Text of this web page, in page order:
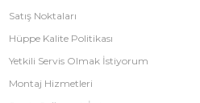
Satış Noktaları
Hüppe Kalite Politikası
Yetkili Servis Olmak İstiyorum
Montaj Hizmetleri